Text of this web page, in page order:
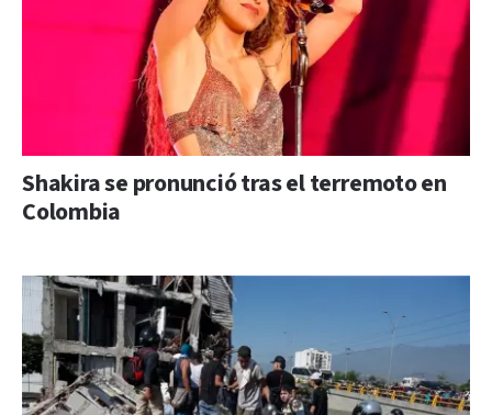
Shakira se pronunció tras el terremoto en
Colombia